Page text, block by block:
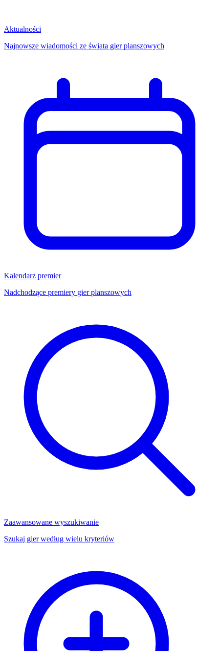
Aktualności
Najnowsze wiadomości ze świata gier planszowych
Kalendarz premier
Nadchodzące premiery gier planszowych
Zaawansowane wyszukiwanie
Szukaj gier według wielu kryteriów